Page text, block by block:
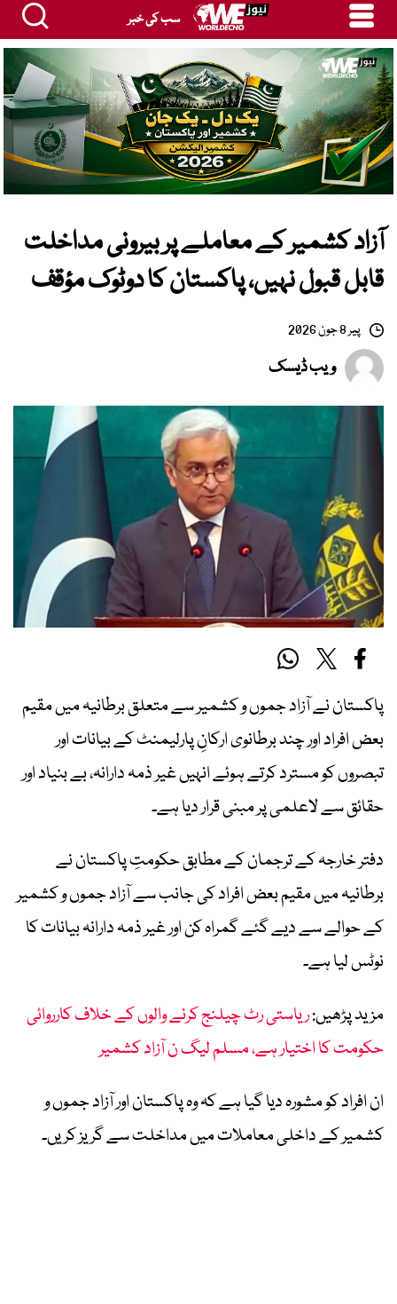
سب کی خبر
آزاد کشمیر کے معاملے پر بیرونی مداخلت
قابل قبول نہیں، پاکستان کا دوٹوک مؤقف
پیر 8 جون 2026
ویب ڈیسک
پاکستان نے آزاد جموں و کشمیر سے متعلق برطانیہ میں مقیم
بعض افراد اور چند برطانوی ارکانِ پارلیمنٹ کے بیانات اور
تبصروں کو مسترد کرتے ہوئے انہیں غیر ذمہ دارانہ، بے بنیاد اور
حقائق سے لاعلمی پر مبنی قرار دیا ہے۔
دفتر خارجہ کے ترجمان کے مطابق حکومتِ پاکستان نے
برطانیہ میں مقیم بعض افراد کی جانب سے آزاد جموں و کشمیر
کے حوالے سے دیے گئے گمراہ کن اور غیر ذمہ دارانہ بیانات کا
نوٹس لیا ہے۔
مزید پڑھیں:ریاستی رٹ چیلنج کرنے والوں کے خلاف کارروائی
حکومت کا اختیار ہے، مسلم لیگ ن آزاد کشمیر
ان افراد کو مشورہ دیا گیا ہے کہ وہ پاکستان اور آزاد جموں و
کشمیر کے داخلی معاملات میں مداخلت سے گریز کریں۔